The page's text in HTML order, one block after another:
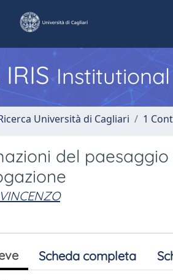
IRIS
Università di Cagliari 1
del
Scheda completa